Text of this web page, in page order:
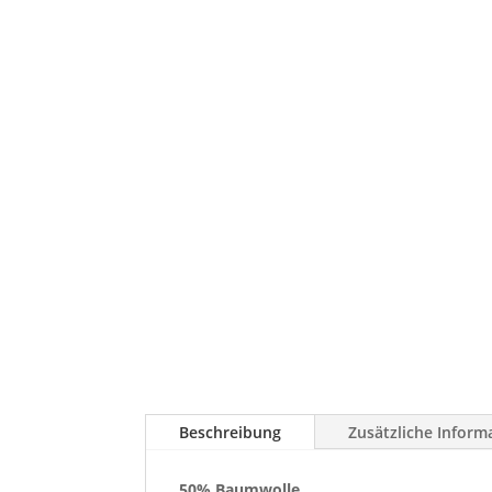
Beschreibung Zusätzliche